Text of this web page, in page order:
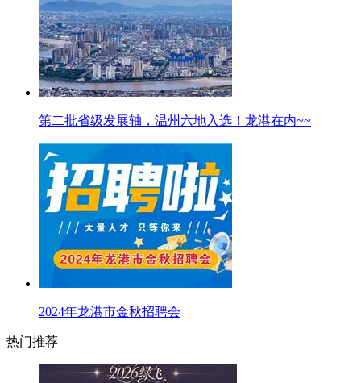
第二批省级发展轴，温州六地入选！龙港在内~~
2024年龙港市金秋招聘会
热门推荐